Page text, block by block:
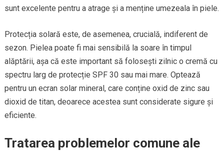
sunt excelente pentru a atrage și a menține umezeala în piele.
Protecția solară este, de asemenea, crucială, indiferent de
sezon. Pielea poate fi mai sensibilă la soare în timpul
alăptării, așa că este important să folosești zilnic o cremă cu
spectru larg de protecție SPF 30 sau mai mare. Optează
pentru un ecran solar mineral, care conține oxid de zinc sau
dioxid de titan, deoarece acestea sunt considerate sigure și
eficiente.
Tratarea problemelor comune ale